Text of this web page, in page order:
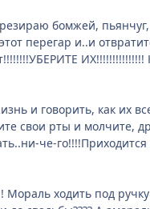
бомжей,
перегар и..и
ИХ!!!!!!!!!!!!!!!
и говорить, как их
свои рты и молчите,
че-го!!!!Приходится
ходить под